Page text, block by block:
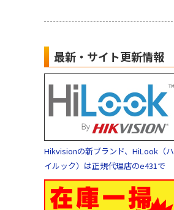
最新・サイト更新情報
Hikvisionの新ブランド、HiLook（ハ
イルック）は正規代理店のe431で